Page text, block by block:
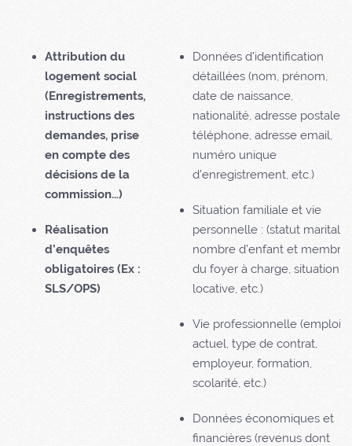
Attribution du
logement social
(Enregistrements,
instructions des
demandes, prise
en compte des
décisions de la
commission…)
Réalisation
d’enquêtes
obligatoires (Ex :
SLS/OPS)
Données d’identification
détaillées (nom, prénom,
date de naissance,
nationalité, adresse postale,
téléphone, adresse email,
numéro unique
d’enregistrement, etc.)
Situation familiale et vie
personnelle : (statut marital,
nombre d’enfant et membre
du foyer à charge, situation
locative, etc.)
Vie professionnelle (emploi
actuel, type de contrat,
employeur, formation,
scolarité, etc.)
Données économiques et
financières (revenus dont